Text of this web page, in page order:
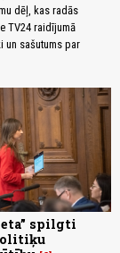
dēļ, kas radās
TV24 raidījumā
un sašutums par
spilgti